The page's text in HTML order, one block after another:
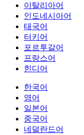
이탈리아어
인도네시아어
태국어
터키어
포르투갈어
프랑스어
힌디어
한국어
영어
일본어
중국어
네덜란드어